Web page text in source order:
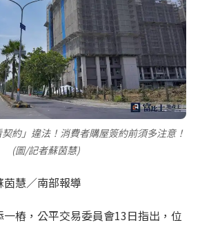
約」違法！消費者購屋簽約前須多注意！
(圖/記者蘇茵慧)
慧／南部報導
樁，公平交易委員會13日指出，位